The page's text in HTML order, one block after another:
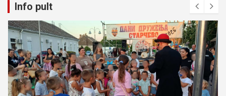
Info pult